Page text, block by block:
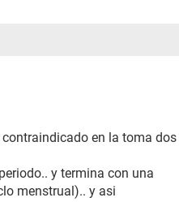
en la toma dos
y termina con una
menstrual).. y asi